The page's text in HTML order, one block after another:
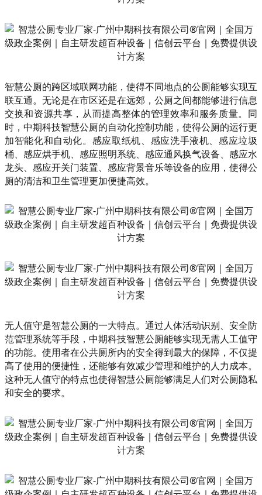
智慧公厕的跨区域联网功能，使得不同地点的公厕能够实现互
联互通。无论是在市区还是在远郊，公厕之间都能够进行信息
交换和资源共享，从而提高整体的管理效率和服务质量。同
时，中期科技智慧公厕的自动化控制功能，使得公厕的运行更
加智能化和自动化。感应取纸机、感应洗手液机、感应垃圾
桶、感应烘手机、感应照明系统、感应通风换气设备、感应水
龙头、感应开关门装置、感应背景音乐等设备的应用，使得公
厕的清洁和卫生管理更加便捷高效。
无人值守是智慧公厕的一大特点。通过人体活动识别、安全防
范管理系统等手段，中期科技智慧公厕能够实现无需人工值守
的功能。使用者在公共厕所内的安全得到最大的保障，不仅提
高了使用的便捷性，还能够有效减少管理和维护的人力成本。
这种无人值守的特点也使得智慧公厕能够满足人们对公厕隐私
和安全的要求。